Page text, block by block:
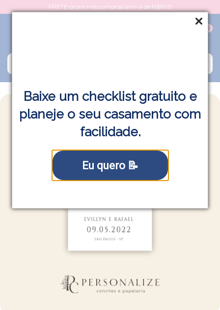
Baixe um checklist gratuito e
planeje o seu casamento com
facilidade.
Eu quero 📝
FRETE grátis nas compras acima de R$600
0